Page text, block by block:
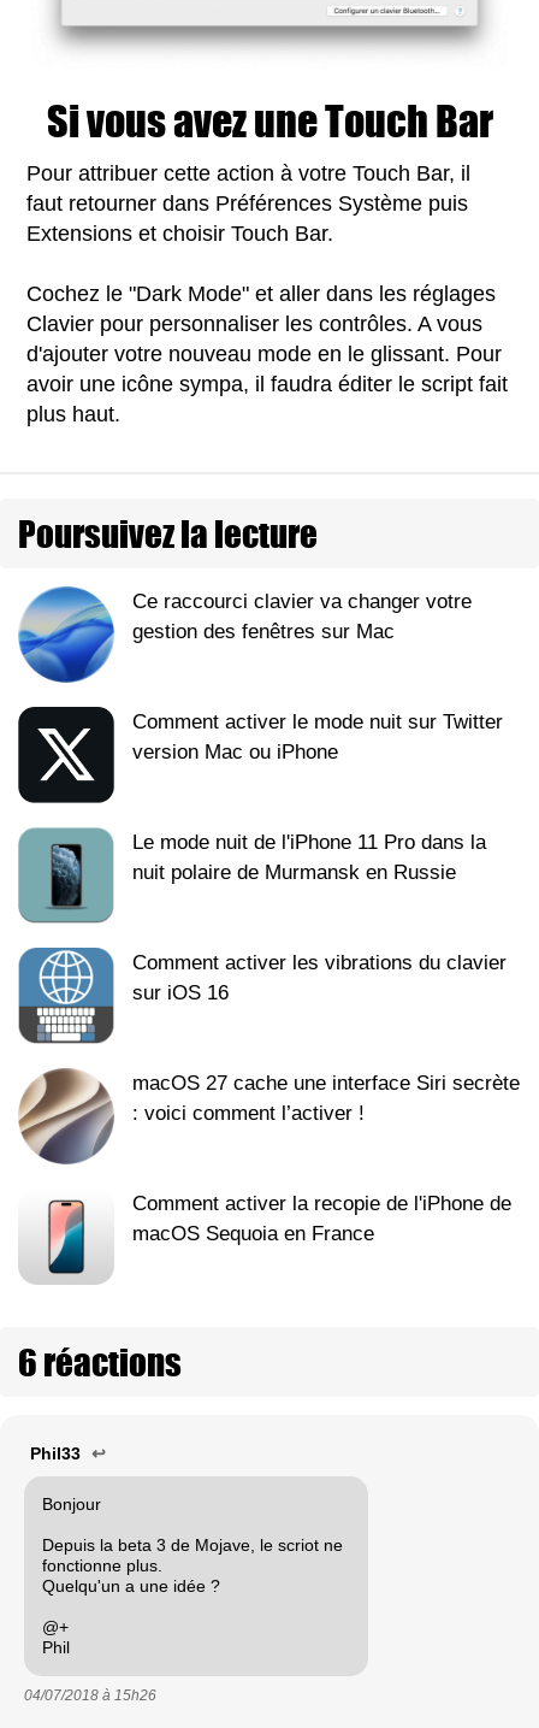
Si vous avez une Touch Bar
Pour attribuer cette action à votre Touch Bar, il
faut retourner dans Préférences Système puis
Extensions et choisir Touch Bar.
Cochez le "Dark Mode" et aller dans les réglages
Clavier pour personnaliser les contrôles. A vous
d'ajouter votre nouveau mode en le glissant. Pour
avoir une icône sympa, il faudra éditer le script fait
plus haut.
Poursuivez la lecture
Ce raccourci clavier va changer votre
gestion des fenêtres sur Mac
Comment activer le mode nuit sur Twitter
version Mac ou iPhone
Le mode nuit de l'iPhone 11 Pro dans la
nuit polaire de Murmansk en Russie
Comment activer les vibrations du clavier
sur iOS 16
macOS 27 cache une interface Siri secrète
: voici comment l’activer !
Comment activer la recopie de l'iPhone de
macOS Sequoia en France
6 réactions
Phil33 ↩
Bonjour
Depuis la beta 3 de Mojave, le scriot ne
fonctionne plus.
Quelqu'un a une idée ?
@+
Phil
04/07/2018 à 15h26